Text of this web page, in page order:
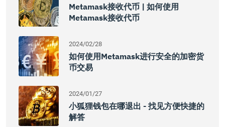
Metamask接收代币 | 如何使用
Metamask接收代币
2024/02/28
如何使用Metamask进行安全的加密货
币交易
2024/01/27
小狐狸钱包在哪退出 - 找见方便快捷的
解答